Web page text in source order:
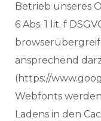
Betrieb unseres
6 Abs. 1 lit. f
ansprechend
(https://
Webfonts
Ladens in den